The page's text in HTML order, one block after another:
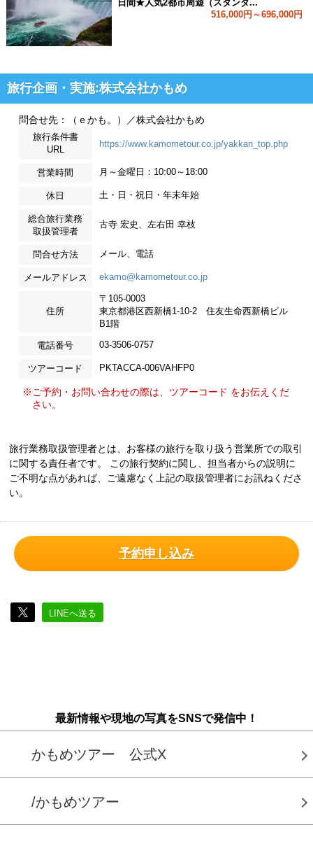
日間★人気2都市周遊（スタンダ...
516,000円～696,000円
旅行企画・実施:株式会社かもめ
問合せ先：（ｅかも。）／株式会社かもめ
旅行条件書
URL
https://www.kamometour.co.jp/yakkan_top.php
営業時間 月～金曜日：10:00～18:00
休日 土・日・祝日・年末年始
総合旅行業務
取扱管理者
古寺 宏史、左右田 幸枝
問合せ方法 メール、電話
メールアドレス ekamo@kamometour.co.jp
住所
〒105-0003
東京都港区西新橋1-10-2 住友生命西新橋ビル
B1階
電話番号 03-3506-0757
ツアーコード PKTACCA-006VAHFP0
※ご予約・お問い合わせの際は、ツアーコード をお伝えくだ
さい。
旅行業務取扱管理者とは、お客様の旅行を取り扱う営業所での取引
に関する責任者です。 この旅行契約に関し、担当者からの説明に
ご不明な点があれば、ご遠慮なく上記の取扱管理者にお訊ねくださ
い。
予約申し込み
LINEへ送る
最新情報や現地の写真をSNSで発信中！
かもめツアー 公式X
/かもめツアー